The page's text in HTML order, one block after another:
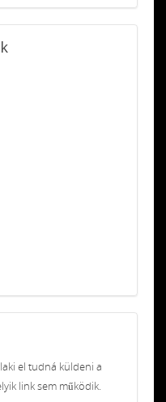
el tudná küldeni a
link sem működik.